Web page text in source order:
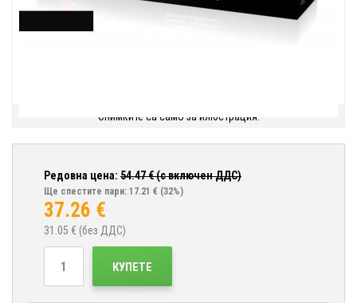
Снимките са само за илюстрация.
Редовна цена: 54.47€ (с включен ДДС)
Ще спестите пари: 17.21 € (32%)
37.26 €
31.05 € (без ДДС)
КУПЕТЕ